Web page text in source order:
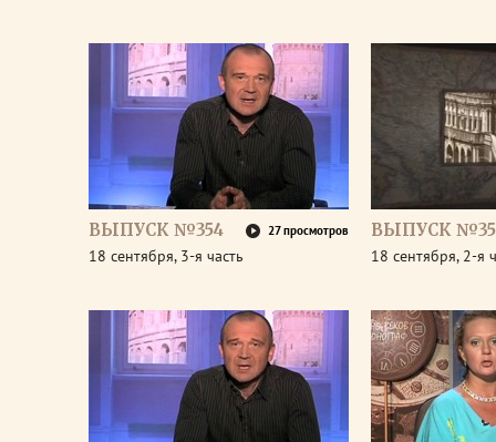
ВЫПУСК №354 27 просмотров
18 сентября, 3-я часть
ВЫПУСК
18 сентября, 2-я